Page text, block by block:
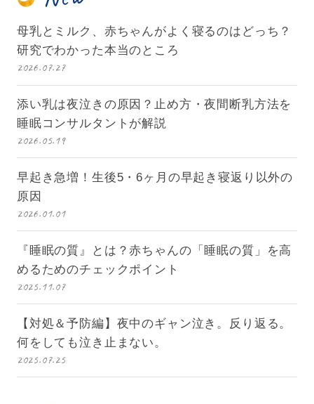
母乳とミルク、赤ちゃんがよく寝るのはどっち？
研究でわかった本当のところ
2026.07.27
添い乳は夜泣きの原因？止め方・夜間断乳方法を
睡眠コンサルタントが解説
2026.05.19
早起き急増！生後5・6ヶ月の早起き寝返り以外の
原因
2026.01.01
『睡眠の質』とは？赤ちゃんの「睡眠の質」を高
めるためのチェックポイント
2025.11.07
【対処＆予防編】夜中のギャン泣き。反り返る。
何をしても泣き止まない。
2025.07.25